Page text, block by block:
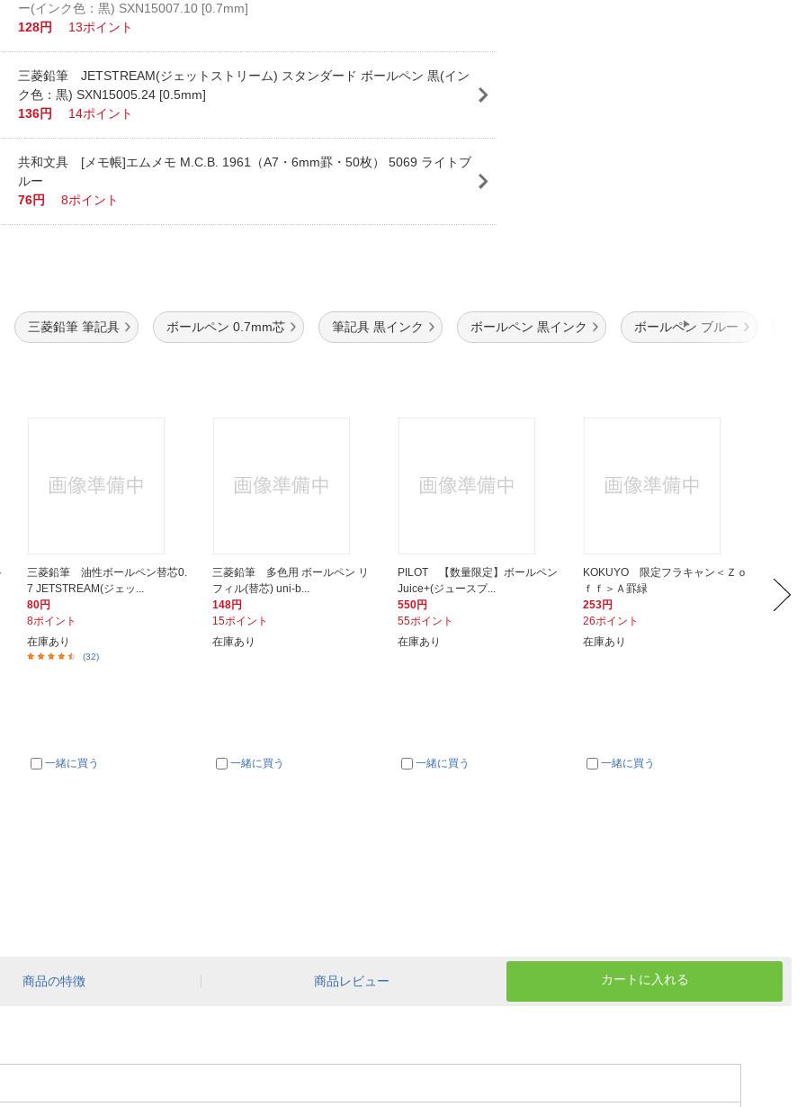
ー(インク色：黒) SXN15007.10 [0.7mm]
128円
13ポイント
三菱鉛筆 JETSTREAM(ジェットストリーム) スタンダード ボールペン 黒(イン
ク色：黒) SXN15005.24 [0.5mm]
136円
14ポイント
共和文具 [メモ帳]エムメモ M.C.B. 1961（A7・6mm罫・50枚） 5069 ライトブ
ルー
76円
8ポイント
三菱鉛筆 筆記具 ボールペン 0.7mm芯 筆記具 黒インク ボールペン 黒インク ボールペン ブルー
三菱鉛筆 油性ボールペン替芯0.
7 JETSTREAM(ジェッ...
80円
8ポイント
在庫あり
(32)
一緒に買う
三菱鉛筆 多色用 ボールペン リ
フィル(替芯) uni-b...
148円
15ポイント
在庫あり
一緒に買う
PILOT 【数量限定】ボールペン
Juice+(ジュースプ...
550円
55ポイント
在庫あり
一緒に買う
KOKUYO 限定フラキャン＜Ｚｏ
ｆｆ＞Ａ罫緑
253円
26ポイント
在庫あり
一緒に買う
ャン
99円
カートに入れる
商品の特徴 商品レビュー